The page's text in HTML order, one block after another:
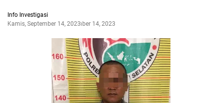
Info Investigasi
Kamis, September 14, 2023September 14, 2023